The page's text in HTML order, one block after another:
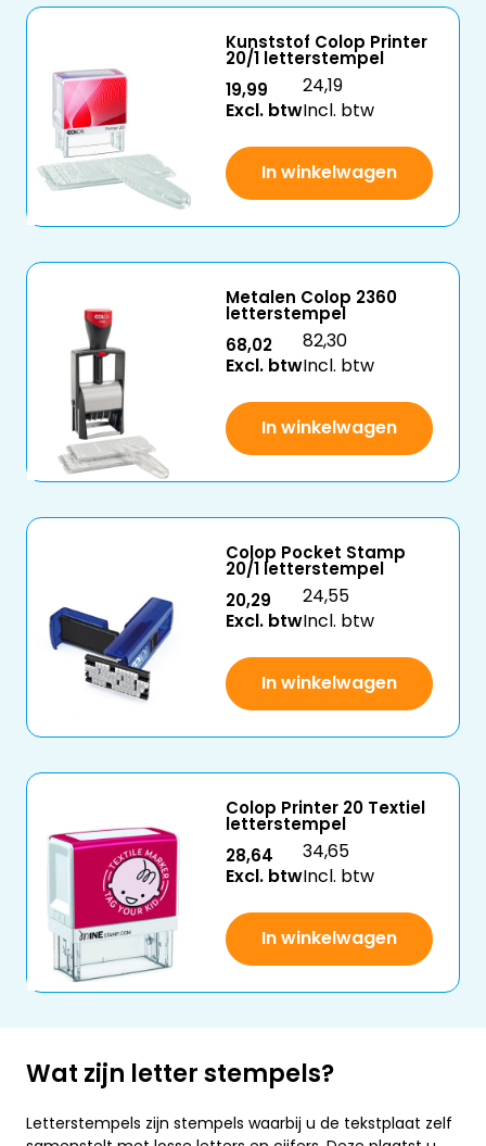
Kunststof Colop Printer
20/1 letterstempel
19,99
Excl. btw
24,19
Incl. btw
In winkelwagen
Metalen Colop 2360
letterstempel
68,02
Excl. btw
82,30
Incl. btw
In winkelwagen
Colop Pocket Stamp
20/1 letterstempel
20,29
Excl. btw
24,55
Incl. btw
In winkelwagen
Colop Printer 20 Textiel
letterstempel
28,64
Excl. btw
34,65
Incl. btw
In winkelwagen
Wat zijn letter stempels?
Letterstempels zijn stempels waarbij u de tekstplaat zelf